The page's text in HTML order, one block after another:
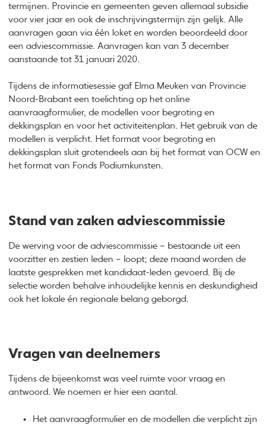
termijnen. Provincie en gemeenten geven allemaal subsidie
voor vier jaar en ook de inschrijvingstermijn zijn gelijk. Alle
aanvragen gaan via één loket en worden beoordeeld door
een adviescommissie. Aanvragen kan van 3 december
aanstaande tot 31 januari 2020.
Tijdens de informatiesessie gaf Elma Meuken van Provincie
Noord-Brabant een toelichting op het online
aanvraagformulier, de modellen voor begroting en
dekkingsplan en voor het activiteitenplan. Het gebruik van de
modellen is verplicht. Het format voor begroting en
dekkingsplan sluit grotendeels aan bij het format van OCW en
het format van Fonds Podiumkunsten.
Stand van zaken adviescommissie
De werving voor de adviescommissie – bestaande uit een
voorzitter en zestien leden – loopt; deze maand worden de
laatste gesprekken met kandidaat-leden gevoerd. Bij de
selectie worden behalve inhoudelijke kennis en deskundigheid
ook het lokale én regionale belang geborgd.
Vragen van deelnemers
Tijdens de bijeenkomst was veel ruimte voor vraag en
antwoord. We noemen er hier een aantal.
Het aanvraagformulier en de modellen die verplicht zijn